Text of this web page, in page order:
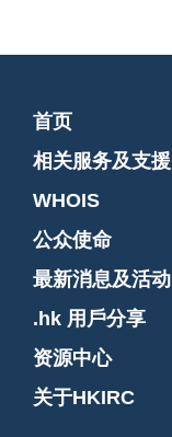
首页
相关服务及支援
WHOIS
公众使命
最新消息及活动
.hk 用戶分享
资源中心
关于HKIRC